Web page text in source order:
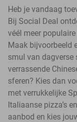
Heb je vandaag
Bij Social Deal
véél meer
Maak bijvoorbeeld
smul van dagverse
verrassende
sferen? Kies dan
met verrukkelijke
Italiaanse pizza’s
aanbod en kies